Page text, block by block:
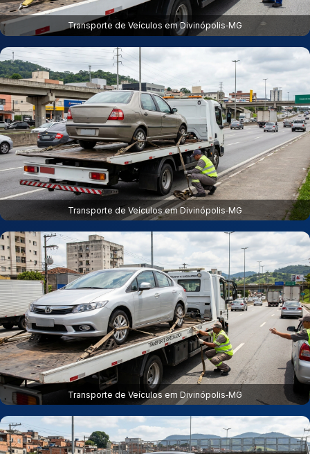
Transporte de Veículos em Divinópolis‑MG
Transporte de Veículos em Divinópolis‑MG
Transporte de Veículos em Divinópolis‑MG